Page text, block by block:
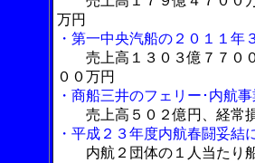
万円
・第一中央汽船の２０１１年
売上高１３０３億７７０
００万円
・商船三井のフェリー･内航
売上高５０２億円、経常
・平成２３年度内航春闘妥結
内航２団体の１人当たり